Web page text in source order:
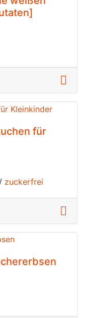
für
zuckerfrei